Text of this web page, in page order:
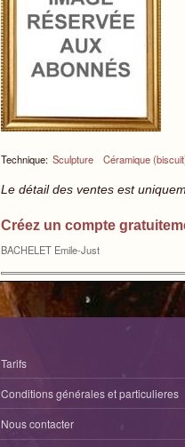
Technique: Sculpture Céramique
Le détail des ventes est
Créez un compte
BACHELET Emile-Just
Tarifs
Conditions générales et particulieres
Nous contacter